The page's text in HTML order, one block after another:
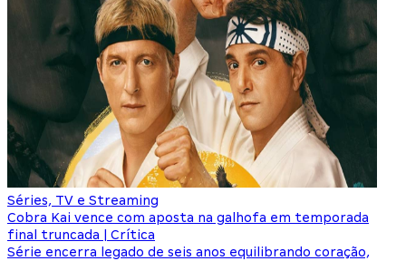
Séries, TV e Streaming
Cobra Kai vence com aposta na galhofa em temporada
final truncada | Crítica
Série encerra legado de seis anos equilibrando coração,